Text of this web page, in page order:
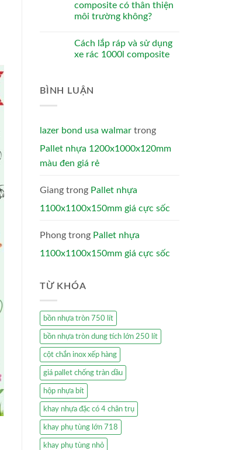
composite có thân thiện
môi trường không?
Cách lắp ráp và sử dụng
xe rác 1000l composite
BÌNH LUẬN
lazer bond usa walmar trong
Pallet nhựa 1200x1000x120mm
màu đen giá rẻ
Giang trong Pallet nhựa
1100x1100x150mm giá cực sốc
Phong trong Pallet nhựa
1100x1100x150mm giá cực sốc
TỪ KHÓA
bồn nhựa tròn 750 lít
bồn nhựa tròn dung tích lớn 250 lít
cột chắn inox xếp hàng
giá pallet chống tràn dầu
hộp nhựa bít
khay nhựa đặc có 4 chân trụ
khay phụ tùng lớn 718
khay phụ tùng nhỏ